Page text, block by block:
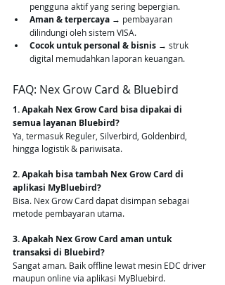
pengguna aktif yang sering bepergian.
Aman & terpercaya → pembayaran
dilindungi oleh sistem VISA.
Cocok untuk personal & bisnis → struk
digital memudahkan laporan keuangan.
FAQ: Nex Grow Card & Bluebird
1. Apakah Nex Grow Card bisa dipakai di
semua layanan Bluebird?
Ya, termasuk Reguler, Silverbird, Goldenbird,
hingga logistik & pariwisata.
2. Apakah bisa tambah Nex Grow Card di
aplikasi MyBluebird?
Bisa. Nex Grow Card dapat disimpan sebagai
metode pembayaran utama.
3. Apakah Nex Grow Card aman untuk
transaksi di Bluebird?
Sangat aman. Baik offline lewat mesin EDC driver
maupun online via aplikasi MyBluebird.